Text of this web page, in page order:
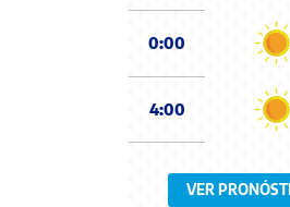
0:00
4:00
VER